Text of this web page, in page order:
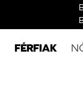
FÉRFIAK